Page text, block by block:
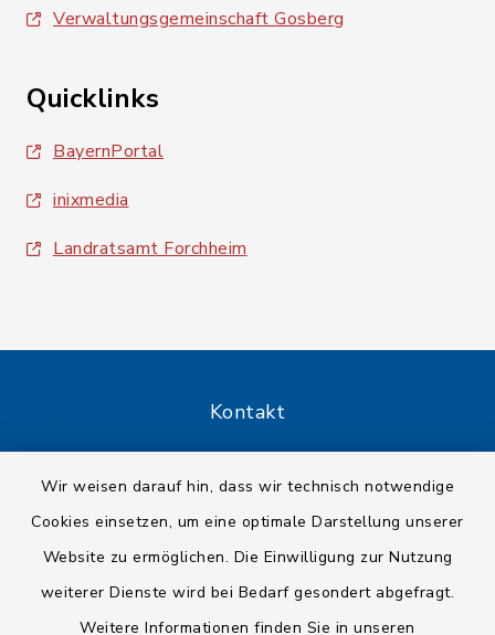
Wir weisen darauf hin, dass wir technisch notwendige
Cookies einsetzen, um eine optimale Darstellung unserer
Website zu ermöglichen. Die Einwilligung zur Nutzung
weiterer Dienste wird bei Bedarf gesondert abgefragt.
Weitere Informationen finden Sie in unseren
Verwaltungsgemeinschaft Gosberg
Quicklinks
BayernPortal
inixmedia
Landratsamt Forchheim
Kontakt
Datenschutz
Impressum